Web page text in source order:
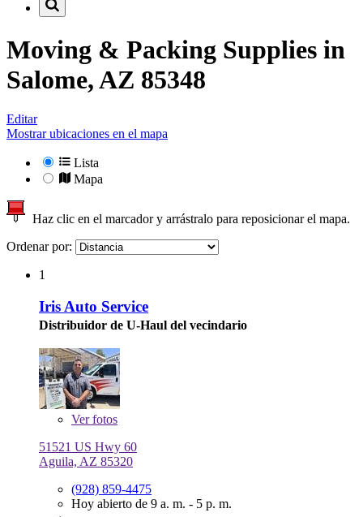
Moving & Packing Supplies in
Salome, AZ 85348
Editar
Mostrar ubicaciones en el mapa
Lista
Mapa
Haz clic en el marcador y arrástralo para reposicionar el mapa.
Ordenar por:
1
Iris Auto Service
Distribuidor de U-Haul del vecindario
Verfotos
51521 US Hwy 60
Aguila, AZ 85320
(928) 859-4475
Hoy abierto de 9 a. m. - 5 p. m.